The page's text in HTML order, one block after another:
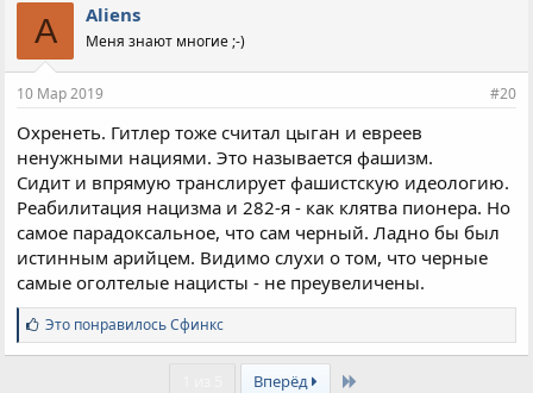
A Aliens
Меня знают многие ;-)
10 Мар 2019 #20
Охренеть. Гитлер тоже считал цыган и евреев
ненужными нациями. Это называется фашизм.
Сидит и впрямую транслирует фашистскую идеологию.
Реабилитация нацизма и 282-я - как клятва пионера. Но
самое парадоксальное, что сам черный. Ладно бы был
истинным арийцем. Видимо слухи о том, что черные
самые оголтелые нацисты - не преувеличены.
С
и
м
Это понравилосьСфинкс
Вперёд Last